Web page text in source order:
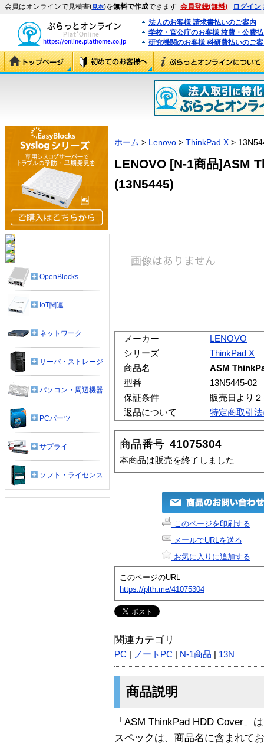
会員はオンラインで見積書(見本)を無料で作成できます 会員登録(無料) ログイン
法人のお客様 請求書払いのご案内
学校・官公庁のお客様 校費・公費
研究機関のお客様 科研費払いのご
ホーム > Lenovo > ThinkPad X >
LENOVO [N-1商品]ASM
(13N5445)
メーカー
LENOVO
シリーズ
ThinkPad X
商品名
ASM
型番
13N5445-02
保証条件
販売日より
返品について
特定商取引
商品番号 41075304
本商品は販売を終了しました
このページを印刷する
メールでURLを送る
お気に入りに追加する
このページのURL
https://plth.me/41075304
関連カテゴリ
PC ノートPC N-1商品 13N
商品説明
「ASM ThinkPad HDD Cover」
スペックは、商品名に含まれて
OpenBlocks
IoT関連
ネットワーク
サーバ・ストレージ
パソコン・周辺機器
PCパーツ
サプライ
ソフト・ライセンス